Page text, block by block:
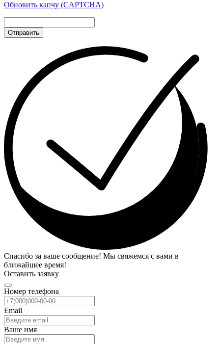
Обновить капчу (CAPTCHA)
Отправить
Спасибо за ваше сообщение! Мы свяжемся с вами в
ближайшее время!
Оставить заявку
Номер телефона
Email
Ваше имя